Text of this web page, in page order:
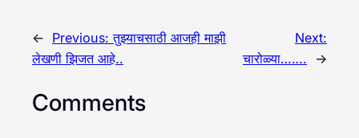
← Previous:तुझ्याचसाठी आजही माझी
लेखणी झिजत आहे..
Next:
चारोळ्या…….
→
Comments